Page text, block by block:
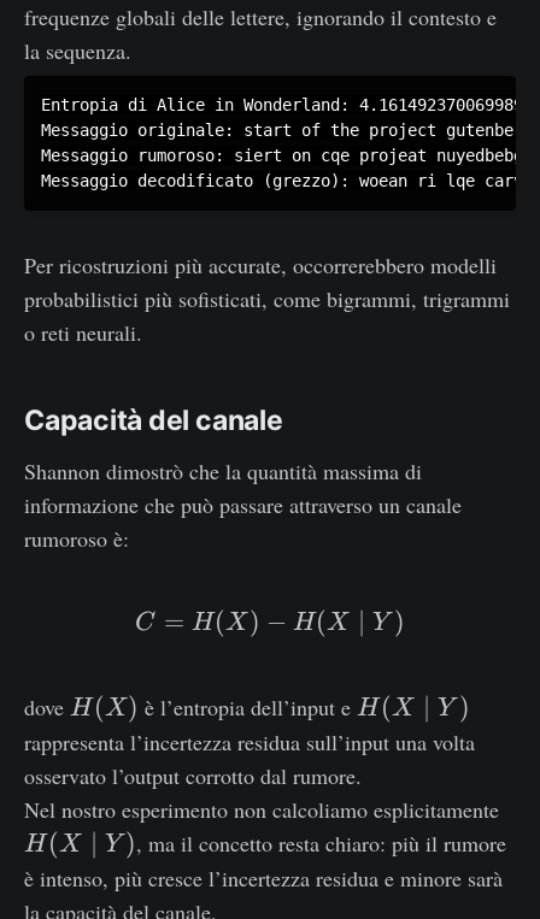
frequenze globali delle lettere, ignorando il contesto e
la sequenza.
Entropia di Alice in Wonderland: 4.161492370069989
Messaggio originale: start of the project
Messaggio rumoroso: siert on cqe projeat
Per ricostruzioni più accurate, occorrerebbero modelli
probabilistici più sofisticati, come bigrammi, trigrammi
o reti neurali.
Capacità del canale
Shannon dimostrò che la quantità massima di
informazione che può passare attraverso un canale
rumoroso è:
C=H(X)−H(X∣Y)
C = H(X ) − H(X Y )
dove H
(
X
H(X) è l’entropia dell’input eH
(
H (X Y )
rappresenta l’incertezza residua sull’input una volta
osservato l’output corrotto dal rumore.
Nel nostro esperimento non calcoliamo esplicitamente
(
X
H(X Y ), ma il concetto resta chiaro: più il rumore
è intenso, più cresce l’incertezza residua e minore sarà
la capacità del canale.